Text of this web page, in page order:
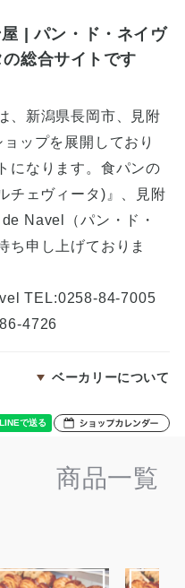
| パン・ド・ネイヴ
総合サイトです
、新潟県長岡市、見附
ップを展開しており
になります。食パンの
チェヴィータ)』、見附
Navel（パン・ド・
ち申し上げておりま
TEL:0258-84-7005
4726
ベーカリーについて
商品一覧